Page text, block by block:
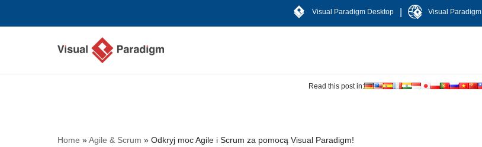
Visual Paradigm Desktop Visual
Read this post in:
Home »Agile & Scrum » Odkryj moc Agile i Scrum za pomocą Visual Paradigm!